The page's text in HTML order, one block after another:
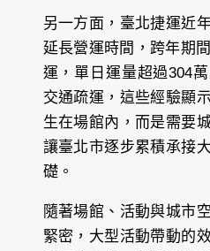
另一方面，臺北捷運近
延長營運時間，跨年期
運，單日運量超過304
交通疏運，這些經驗顯
生在場館內，而是需要
讓臺北市逐步累積承接
礎。
隨著場館、活動與城市
緊密，大型活動帶動的